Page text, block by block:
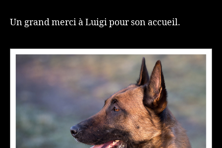
Un grand merci à Luigi pour son accueil.